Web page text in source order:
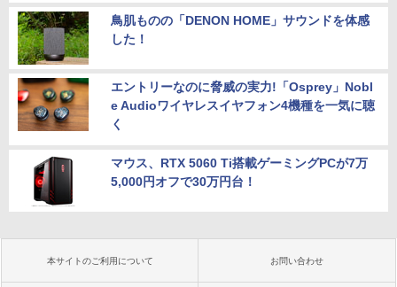
WPS Office Bランク パソコン ノートパ
ソコン
鳥肌ものの「DENON HOME」サウンドを体感
した！
エントリーなのに脅威の実力!「Osprey」Nobl
e Audioワイヤレスイヤフォン4機種を一気に聴
く
マウス、RTX 5060 Ti搭載ゲーミングPCが7万
5,000円オフで30万円台！
本サイトのご利用について お問い合わせ